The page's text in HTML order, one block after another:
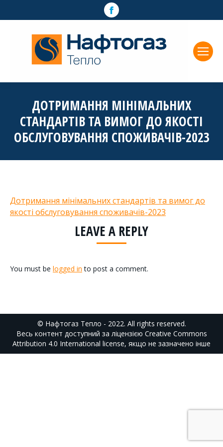
Facebook
opens
window
ДОТРИМАННЯ МІНІМАЛЬНИХ
СТАНДАРТІВ ТА ВИМОГ ДО ЯКОСТІ
ОБСЛУГОВУВАННЯ СПОЖИВАЧІВ-2023
Дотримання мінімальних стандартів та вимог до
якості обслуговування споживачів-2023
LEAVE A REPLY
You must be logged in to post a comment.
© Нафтогаз Тепло - 2022. All rights reserved.
Весь контент доступний за ліцензією Creative Commons
Attribution 4.0 International license, якщо не зазначено інше